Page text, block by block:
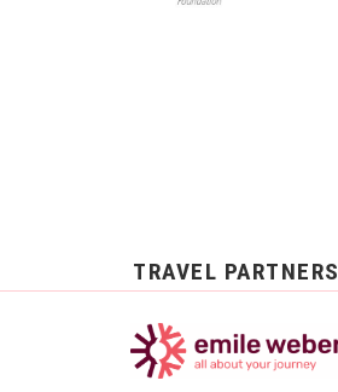
TRAVEL PARTNERS